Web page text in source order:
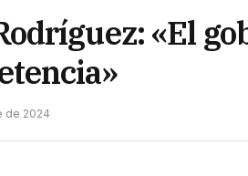
«El
de 2024